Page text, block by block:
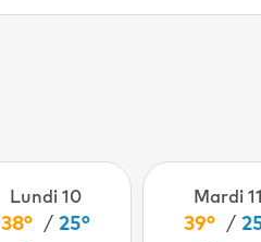
Lundi 10
38° / 25°
Mardi 11
39° /